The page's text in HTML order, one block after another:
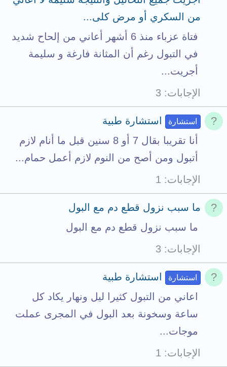
من السكري أو مرض كلى...
فتاة عزباء منذ 6 أشهر أعاني من إلحاح شديد
في التبول رغم أن المثانة فارغة و سليمة
أجريت...
الإجابات
3
استشارة
استشارة طبية
أنا تقريبا بقال 7 أو 8 سنين قبل ما أنام لازم
أتبول ومن أصح من النوم لازم أعمل حمام...
الإجابات
1
ما سبب نزول قطع دم مع البول
ما سبب نزول قطع دم مع البول
الإجابات
3
استشارة
استشارة طبية
اعاني من التبول كثيرا ليل ونهار يكاد كل
ساعة وسخونة بعد البول في المجرى عملت
موجات...
الإجابات
1